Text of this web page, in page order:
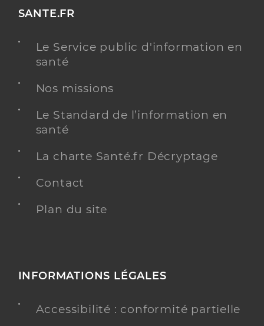
SANTE.FR
Le Service public d'information en
santé
Nos missions
Le Standard de l’information en
santé
La charte Santé.fr Décryptage
Contact
Plan du site
INFORMATIONS LÉGALES
Accessibilité : conformité partielle